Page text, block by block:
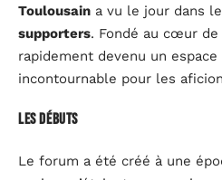
Toulousain a vu le jour dans
supporters. Fondé au cœur
rapidement devenu un
incontournable pour les
Les débuts
Le forum a été créé à une